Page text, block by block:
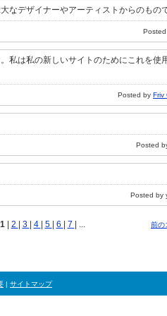
なデザイナーやアーティストからのもの
私は私の新しいサイトのためにこれを使
Posted by Friv
Posted
Posted by
1 2 3 4 5 6 7 | ... 前の
| サイトマップ